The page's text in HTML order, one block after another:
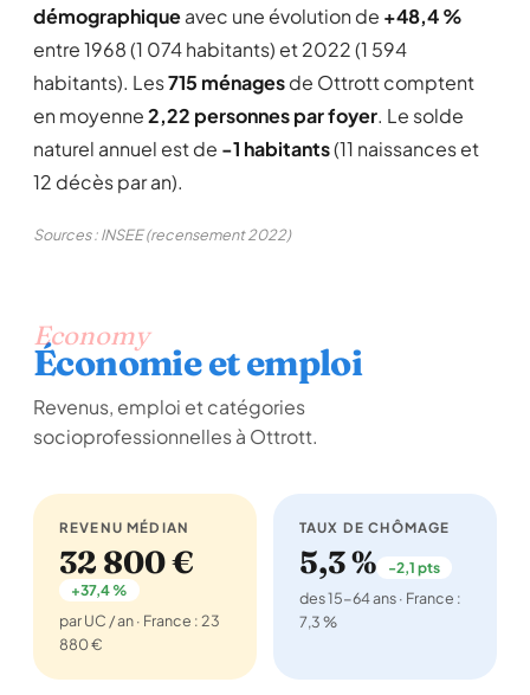
démographiqueavec une évolution de +48,4 %
entre 1968 (1 074 habitants) et 2022 (1 594
habitants). Les715 ménagesde Ottrott comptent
en moyenne2,22 personnes par foyer. Le solde
naturel annuel est de -1 habitants(11 naissances et
12 décès par an).
Sources : INSEE (recensement 2022)
Economy
Économie et emploi
Revenus, emploi et catégories
socioprofessionnelles à Ottrott.
REVENU MÉDIAN
32 800 €
+37,4 %
par UC / an · France : 23
880 €
TAUX DE CHÔMAGE
5,3 % -2,1 pts
des 15-64 ans · France :
7,3 %